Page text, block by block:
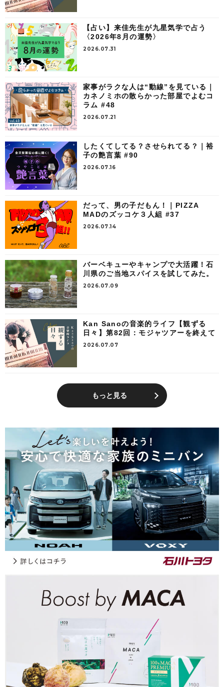
【占い】来佳先生が九星気学で占う
〈2026年8月の運勢〉
2026.07.31
家事がラクな人は“動線”を見ている｜
カネノミホの散らかった部屋でよむコ
ラム #48
2026.07.21
したくてしてる？させられてる？｜裕
子の艶言葉 #90
2026.07.16
だって、男の子だもん！｜PIZZA
MADのズッコケ３人組 #37
2026.07.14
バーベキューやキャンプで大活躍！石
川県のご当地スパイスを試してみた。
2026.07.09
Kan Sanoの音楽的ライフ【観ずる
日々】第82回：モジャツアーを終えて
2026.07.07
もっと見る